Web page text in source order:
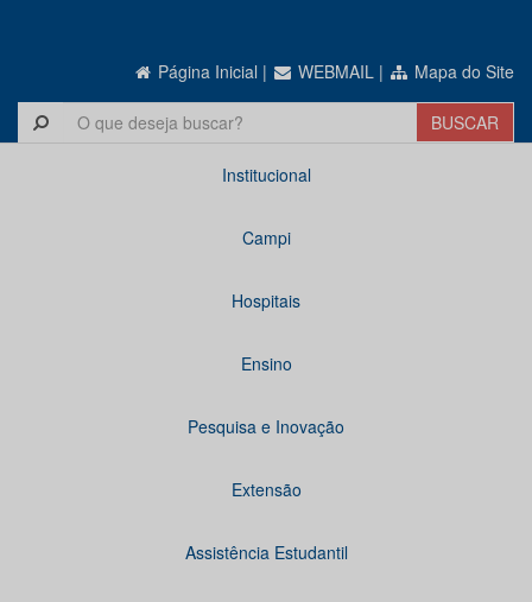
Página Inicial | WEBMAIL | Mapa do Site
Institucional
Campi
Hospitais
Ensino
Pesquisa e Inovação
Extensão
Assistência Estudantil